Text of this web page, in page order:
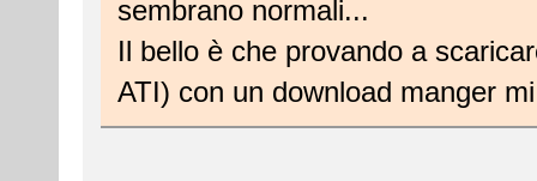
sembrano normali...
Il bello è che provando a
ATI) con un download manger